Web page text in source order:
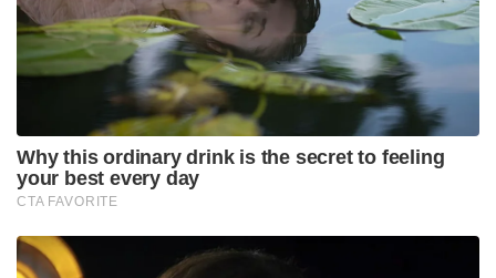
ക്യാപ്റ്റന്റെ ഭാഗത്തുനിന്നുണ്ടായ ആ കടുത്ത
പിന്തുണയും കളിയിലുടനീളം ധോണി കാണിച്ച
ശാഠ്യവുമാണ് തന്റെ കരിയറിനെ രക്ഷിച്ചതെന്നും
പുതിയ രീതിയിൽ വാർത്തെടുത്തതെന്നും രോഹിത്
ശർമ്മ തുറന്നുപറയുന്നു. ധോണി നൽകിയ
ആത്മവിശ്വാസത്തോടെ ക്രീസിലിറങ്ങിയ രോഹിത്
പിന്നീട് തിരിഞ്ഞുനോക്കേണ്ടി വന്നിട്ടില്ല. 2013
ചാമ്പ്യൻസ് ട്രോഫി ടൂർണമെന്റിൽ ഏറ്റവും കൂടുതൽ
റൺസ് വേട്ട നടത്തിയ രണ്ടാമത്തെ താരമായി
രോഹിത് കളം നിറഞ്ഞു. ആ ഒരു തീരുമാനമാണ്